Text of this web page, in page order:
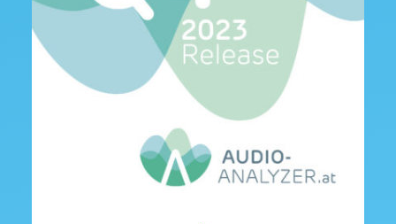
Audio Analyzer Österreich:
Zahlen zum
Nutzungsverhalten im 4.
Quartal 2023